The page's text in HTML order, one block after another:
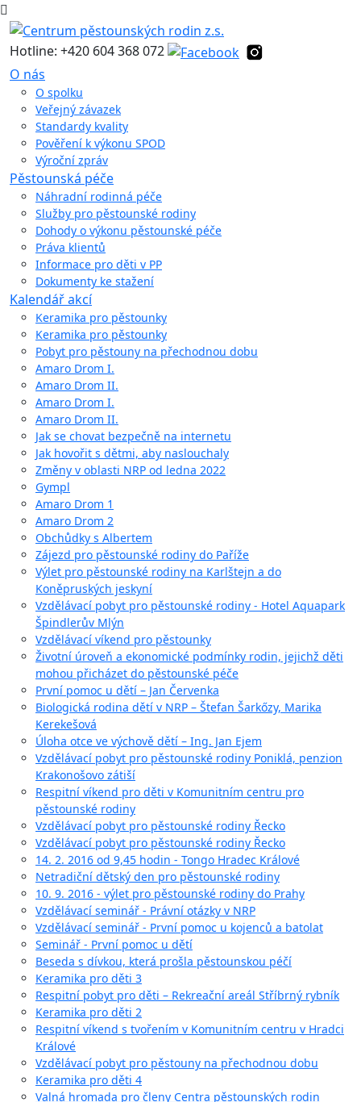
Hotline: +420 604 368 072
O nás
O spolku
Veřejný závazek
Standardy kvality
Pověření k výkonu SPOD
Výroční zpráv
Pěstounská péče
Náhradní rodinná péče
Služby pro pěstounské rodiny
Dohody o výkonu pěstounské péče
Práva klientů
Informace pro děti v PP
Dokumenty ke stažení
Kalendář akcí
Keramika pro pěstounky
Keramika pro pěstounky
Pobyt pro pěstouny na přechodnou dobu
Amaro Drom I.
Amaro Drom II.
Amaro Drom I.
Amaro Drom II.
Jak se chovat bezpečně na internetu
Jak hovořit s dětmi, aby naslouchaly
Změny v oblasti NRP od ledna 2022
Gympl
Amaro Drom 1
Amaro Drom 2
Obchůdky s Albertem
Zájezd pro pěstounské rodiny do Paříže
Výlet pro pěstounské rodiny na Karlštejn a do
Koněpruských jeskyní
Vzdělávací pobyt pro pěstounské rodiny - Hotel Aquapark
Špindlerův Mlýn
Vzdělávací víkend pro pěstounky
Životní úroveň a ekonomické podmínky rodin, jejichž děti
mohou přicházet do pěstounské péče
První pomoc u dětí – Jan Červenka
Biologická rodina dětí v NRP – Štefan Šarkőzy, Marika
Kerekešová
Úloha otce ve výchově dětí – Ing. Jan Ejem
Vzdělávací pobyt pro pěstounské rodiny Poniklá, penzion
Krakonošovo zátiší
Respitní víkend pro děti v Komunitním centru pro
pěstounské rodiny
Vzdělávací pobyt pro pěstounské rodiny Řecko
Vzdělávací pobyt pro pěstounské rodiny Řecko
14. 2. 2016 od 9,45 hodin - Tongo Hradec Králové
Netradiční dětský den pro pěstounské rodiny
10. 9. 2016 - výlet pro pěstounské rodiny do Prahy
Vzdělávací seminář - Právní otázky v NRP
Vzdělávací seminář - První pomoc u kojenců a batolat
Seminář - První pomoc u dětí
Beseda s dívkou, která prošla pěstounskou péčí
Keramika pro děti 3
Respitní pobyt pro děti – Rekreační areál Stříbrný rybník
Keramika pro děti 2
Respitní víkend s tvořením v Komunitním centru v Hradci
Králové
Vzdělávací pobyt pro pěstouny na přechodnou dobu
Keramika pro děti 4
Valná hromada pro členy Centra pěstounských rodin